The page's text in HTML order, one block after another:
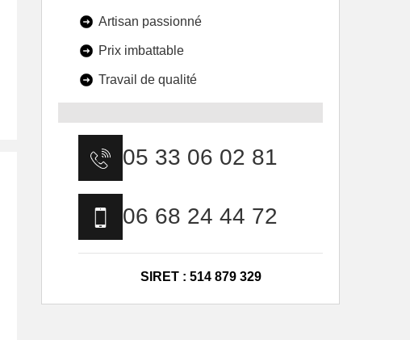
Artisan passionné
Prix imbattable
Travail de qualité
05 33 06 02 81
06 68 24 44 72
SIRET : 514 879 329